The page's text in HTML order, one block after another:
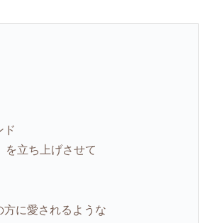
ド
を立ち上げさせて
方に愛されるような